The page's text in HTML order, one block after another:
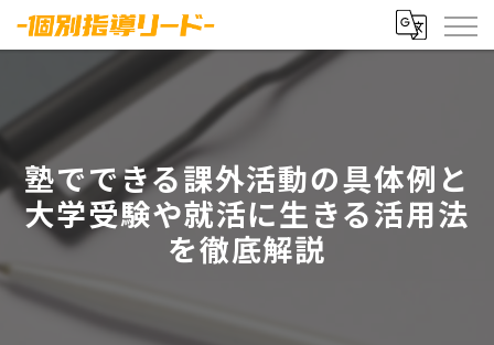
塾でできる課外活動の具体例と
大学受験や就活に生きる活用法
を徹底解説